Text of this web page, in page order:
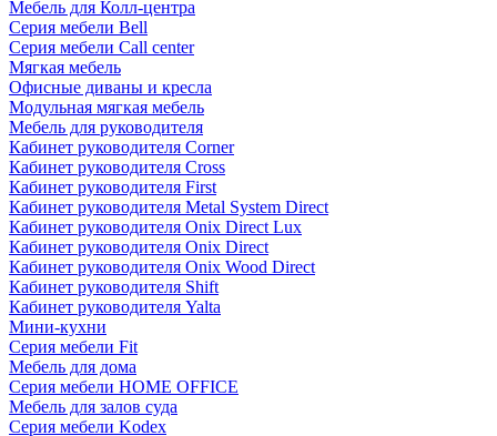
Мебель для Колл-центра
Серия мебели Bell
Серия мебели Call center
Мягкая мебель
Офисные диваны и кресла
Модульная мягкая мебель
Мебель для руководителя
Кабинет руководителя Corner
Кабинет руководителя Cross
Кабинет руководителя First
Кабинет руководителя Metal System Direct
Кабинет руководителя Onix Direct Lux
Кабинет руководителя Onix Direct
Кабинет руководителя Onix Wood Direct
Кабинет руководителя Shift
Кабинет руководителя Yalta
Мини-кухни
Серия мебели Fit
Мебель для дома
Серия мебели HOME OFFICE
Мебель для залов суда
Серия мебели Kodex